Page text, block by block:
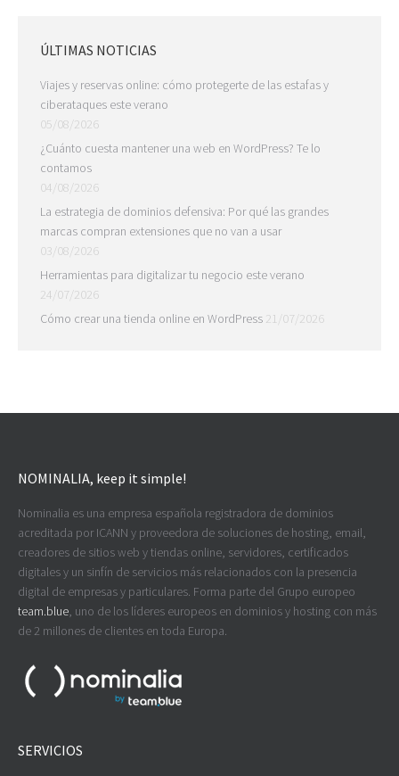
ÚLTIMAS NOTICIAS
Viajes y reservas online: cómo protegerte de las estafas y
ciberataques este verano
05/08/2026
¿Cuánto cuesta mantener una web en WordPress? Te lo
contamos
04/08/2026
La estrategia de dominios defensiva: Por qué las grandes
marcas compran extensiones que no van a usar
03/08/2026
Herramientas para digitalizar tu negocio este verano
24/07/2026
Cómo crear una tienda online en WordPress 21/07/2026
NOMINALIA, keep it simple!
Nominalia es una empresa española registradora de dominios
acreditada por ICANN y proveedora de soluciones de hosting, email,
creadores de sitios web y tiendas online, servidores, certificados
digitales y un sinfín de servicios más relacionados con la presencia
digital de empresas y particulares. Forma parte del Grupo europeo
team.blue, uno de los líderes europeos en dominios y hosting con más
de 2 millones de clientes en toda Europa.
SERVICIOS